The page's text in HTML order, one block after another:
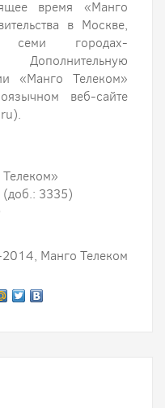
время «Манго
в Москве,
семи городах-
«Манго Телеком»
веб-сайте
3335)
Манго Телеком